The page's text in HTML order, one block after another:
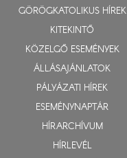
GÖRÖGKATOLIKUS HÍREK
KITEKINTŐ
KÖZELGŐ ESEMÉNYEK
ÁLLÁSAJÁNLATOK
PÁLYÁZATI HÍREK
ESEMÉNYNAPTÁR
HÍRARCHÍVUM
HÍRLEVÉL